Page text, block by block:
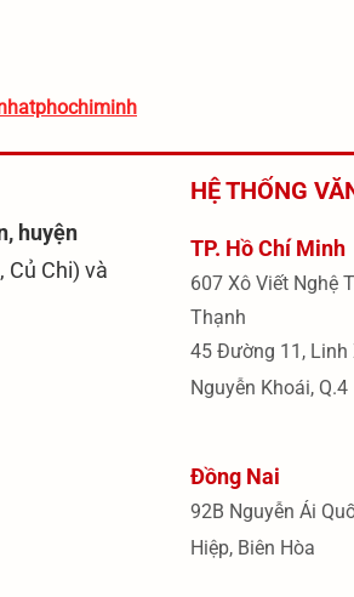
huyện
Củ Chi) và
HỆ THỐNG
TP. Hồ Chí Minh
607 Xô Viết Nghệ
Thạnh
45 Đường 11, Linh
Nguyễn Khoái, Q.4
Đồng Nai
92B Nguyễn Ái
Hiệp, Biên Hòa